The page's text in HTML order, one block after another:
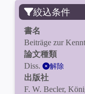
絞込条件
書名
Beiträge zur
論文種類
Diss.
解除
出版社
F. W. Becler,